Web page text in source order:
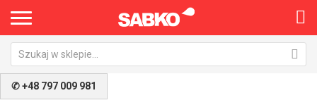
✆ +48 797 009 981